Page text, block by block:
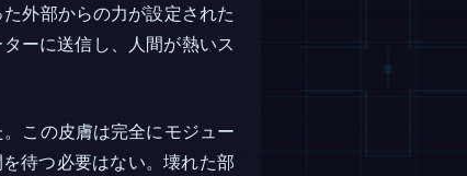
外部からの力が設定された
ーに送信し、人間が熱いス
この皮膚は完全にモジュー
待つ必要はない。壊れた部